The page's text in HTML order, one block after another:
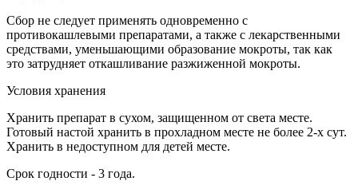
Сбор не следует применять одновременно с
противокашлевыми препаратами, а также с лекарственными
средствами, уменьшающими образование мокроты, так как
это затрудняет откашливание разжиженной мокроты.
Условия хранения
Хранить препарат в сухом, защищенном от света месте.
Готовый настой хранить в прохладном месте не более 2-х сут.
Хранить в недоступном для детей месте.
Срок годности - 3 года.